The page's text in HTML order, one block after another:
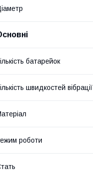
батарейок
швидкостей вібрації
роботи